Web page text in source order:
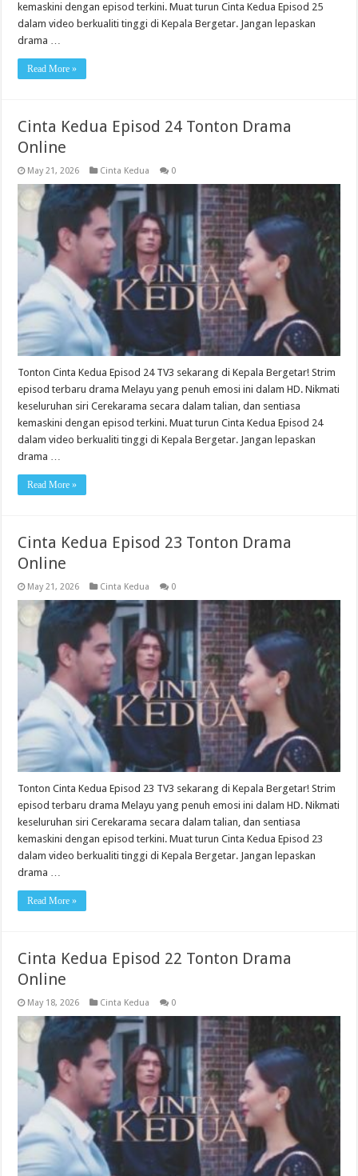
kemaskini dengan episod terkini. Muat turun Cinta Kedua Episod 25
dalam video berkualiti tinggi di Kepala Bergetar. Jangan lepaskan
drama …
Read More »
Cinta Kedua Episod 24 Tonton Drama
Online
May 21, 2026 Cinta Kedua 0
Tonton Cinta Kedua Episod 24 TV3 sekarang di Kepala Bergetar! Strim
episod terbaru drama Melayu yang penuh emosi ini dalam HD. Nikmati
keseluruhan siri Cerekarama secara dalam talian, dan sentiasa
kemaskini dengan episod terkini. Muat turun Cinta Kedua Episod 24
dalam video berkualiti tinggi di Kepala Bergetar. Jangan lepaskan
drama …
Read More »
Cinta Kedua Episod 23 Tonton Drama
Online
May 21, 2026 Cinta Kedua 0
Tonton Cinta Kedua Episod 23 TV3 sekarang di Kepala Bergetar! Strim
episod terbaru drama Melayu yang penuh emosi ini dalam HD. Nikmati
keseluruhan siri Cerekarama secara dalam talian, dan sentiasa
kemaskini dengan episod terkini. Muat turun Cinta Kedua Episod 23
dalam video berkualiti tinggi di Kepala Bergetar. Jangan lepaskan
drama …
Read More »
Cinta Kedua Episod 22 Tonton Drama
Online
May 18, 2026 Cinta Kedua 0